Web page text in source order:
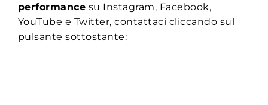
performance su Instagram, Facebook,
YouTube e Twitter, contattaci cliccando sul
pulsante sottostante: